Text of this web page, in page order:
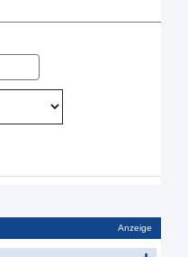
Anzeige